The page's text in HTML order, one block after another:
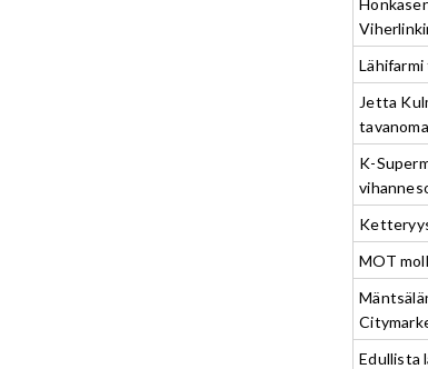
Jetta
K-
MOT
Edullista